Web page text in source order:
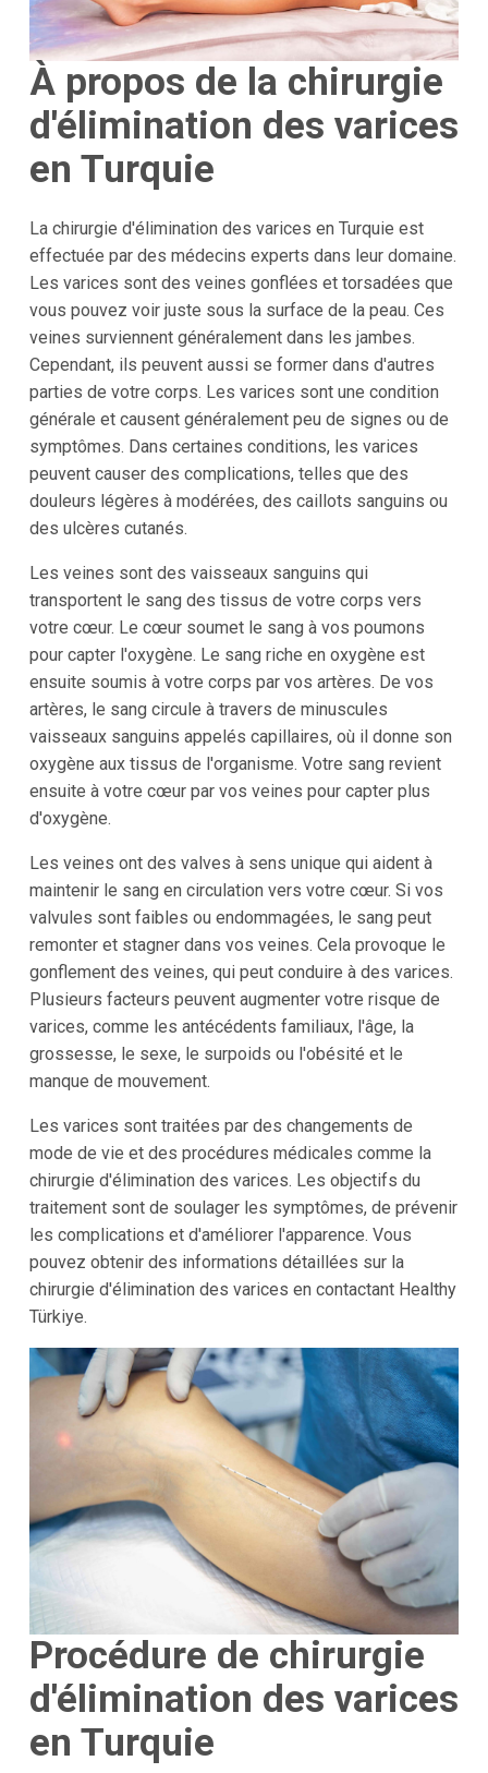
À propos de la chirurgie
d'élimination des varices
en Turquie
La chirurgie d'élimination des varices en Turquie est
effectuée par des médecins experts dans leur domaine.
Les varices sont des veines gonflées et torsadées que
vous pouvez voir juste sous la surface de la peau. Ces
veines surviennent généralement dans les jambes.
Cependant, ils peuvent aussi se former dans d'autres
parties de votre corps. Les varices sont une condition
générale et causent généralement peu de signes ou de
symptômes. Dans certaines conditions, les varices
peuvent causer des complications, telles que des
douleurs légères à modérées, des caillots sanguins ou
des ulcères cutanés.
Les veines sont des vaisseaux sanguins qui
transportent le sang des tissus de votre corps vers
votre cœur. Le cœur soumet le sang à vos poumons
pour capter l'oxygène. Le sang riche en oxygène est
ensuite soumis à votre corps par vos artères. De vos
artères, le sang circule à travers de minuscules
vaisseaux sanguins appelés capillaires, où il donne son
oxygène aux tissus de l'organisme. Votre sang revient
ensuite à votre cœur par vos veines pour capter plus
d'oxygène.
Les veines ont des valves à sens unique qui aident à
maintenir le sang en circulation vers votre cœur. Si vos
valvules sont faibles ou endommagées, le sang peut
remonter et stagner dans vos veines. Cela provoque le
gonflement des veines, qui peut conduire à des varices.
Plusieurs facteurs peuvent augmenter votre risque de
varices, comme les antécédents familiaux, l'âge, la
grossesse, le sexe, le surpoids ou l'obésité et le
manque de mouvement.
Les varices sont traitées par des changements de
mode de vie et des procédures médicales comme la
chirurgie d'élimination des varices. Les objectifs du
traitement sont de soulager les symptômes, de prévenir
les complications et d'améliorer l'apparence. Vous
pouvez obtenir des informations détaillées sur la
chirurgie d'élimination des varices en contactant Healthy
Türkiye.
Procédure de chirurgie
d'élimination des varices
en Turquie